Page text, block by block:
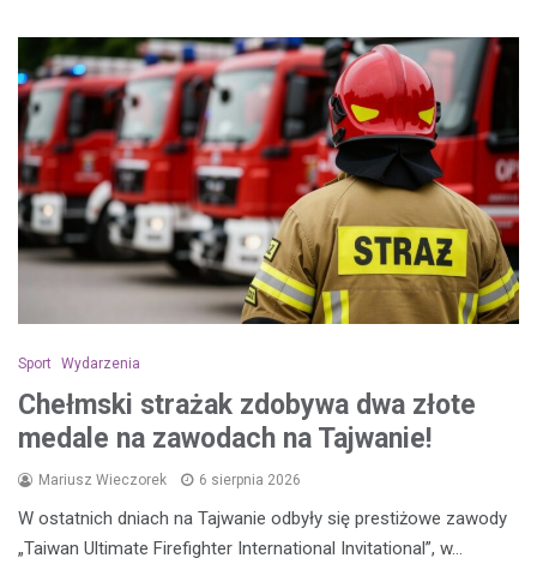
Sport Wydarzenia
Chełmski strażak zdobywa dwa złote
medale na zawodach na Tajwanie!
Mariusz Wieczorek 6 sierpnia 2026
W ostatnich dniach na Tajwanie odbyły się prestiżowe zawody
„Taiwan Ultimate Firefighter International Invitational”, w…